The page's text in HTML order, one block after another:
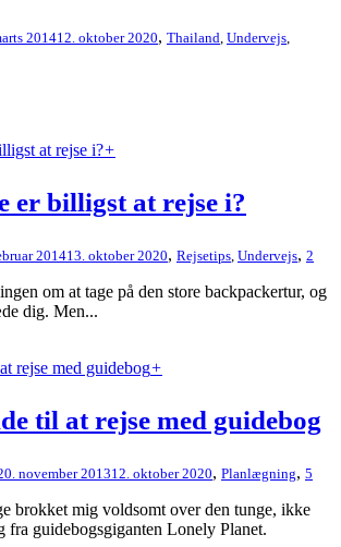
201412. oktober 2020, Thailand Undervejs
+
er billigst at rejse i?
201413. oktober 2020, Rejsetips Undervejs, 2
om at tage på den store backpackertur, og
dig. Men...
+
til at rejse med guidebog
november 201312. oktober 2020, Planlægning, 5
brokket mig voldsomt over den tunge, ikke
fra guidebogsgiganten Lonely Planet.